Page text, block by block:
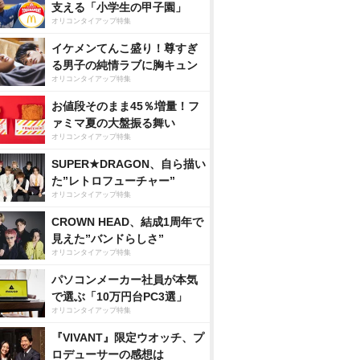
支える「小学生の甲子園」
オリコンタイアップ特集
イケメンてんこ盛り！尊すぎ
る男子の純情ラブに胸キュン
オリコンタイアップ特集
お値段そのまま45％増量！フ
ァミマ夏の大盤振る舞い
オリコンタイアップ特集
SUPER★DRAGON、自ら描い
た”レトロフューチャー”
オリコンタイアップ特集
CROWN HEAD、結成1周年で
見えた”バンドらしさ”
オリコンタイアップ特集
パソコンメーカー社員が本気
で選ぶ「10万円台PC3選」
オリコンタイアップ特集
『VIVANT』限定ウオッチ、プ
ロデューサーの感想は